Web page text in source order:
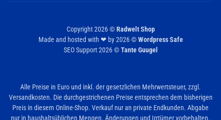
Copyright 2026 ©Radwelt Shop
Made and hosted with ❤ by 2026 ©Wordpress Safe
SEO Support 2026 ©Tante Guugel
Alle Preise in Euro und inkl. der gesetzlichen Mehrwertsteuer, zzgl.
Versandkosten. Die durchgestrichenen Preise entsprechen dem bisherigen
Preis in diesem Online-Shop. Verkauf nur an private Endkunden. Abgabe
nur in haushaltsüblichen Mengen. Änderungen und Irrtümer vorbehalten.